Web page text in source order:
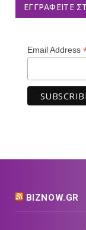
ΕΓΓΡΑΦΕΊΤΕ
Email Address
BIZNOW.GR